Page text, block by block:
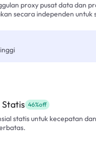
proxy pusat data dan
secara independen untuk
46%off
statis untuk kecepatan